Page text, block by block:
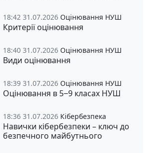
18:42 31.07.2026 Оцінювання НУШ
Критерії оцінювання
18:40 31.07.2026 Оцінювання НУШ
Види оцінювання
18:39 31.07.2026 Оцінювання НУШ
Оцінювання в 5‒9 класах НУШ
18:36 31.07.2026 Кібербезпека
Навички кібербезпеки – ключ до
безпечного майбутнього